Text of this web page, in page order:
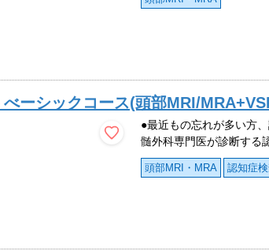
ーシックコース(頭部MRI/
●最近もの忘れが多い方
髄外科専門医が診断する
頭部MRI・MRA 認知症